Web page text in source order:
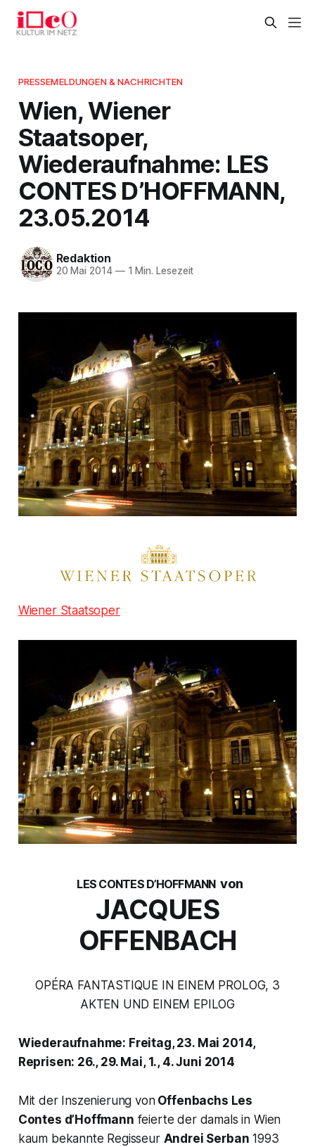
PRESSEMELDUNGEN & NACHRICHTEN
Wien, Wiener
Staatsoper,
Wiederaufnahme: LES
CONTES D’HOFFMANN,
23.05.2014
Redaktion
20 Mai 2014 —1 Min. Lesezeit
Wiener Staatsoper
LES CONTES D’HOFFMANN von
JACQUES
OFFENBACH
OPÉRA FANTASTIQUE IN EINEM PROLOG, 3
AKTEN UND EINEM EPILOG
Wiederaufnahme: Freitag, 23. Mai 2014,
Reprisen: 26., 29. Mai, 1., 4. Juni 2014
Mit der Inszenierung vonOffenbachs Les
Contes d’Hoffmann feierte der damals in Wien
kaum bekannte Regisseur Andrei Serban 1993